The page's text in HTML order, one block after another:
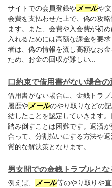
サイトでの会員登録やメールや
会費を支払わせた上で、偽の攻
ます。また、会費や入会費が初
入れるためには高額な課金を要
者は、偽の情報を流し高額なお
ため、お金の回収が難しい...
口約束で借用書がない場合
借用書がない場合に、金銭トラ
履歴やメールのやり取りなどの
結したことを認定していきます
踏み倒すことは困難です。返済
合って、分割払いにする方法や
質的な解決策となります。...
男女間での金銭トラブルとな
例えば、 メール等のやり取りや